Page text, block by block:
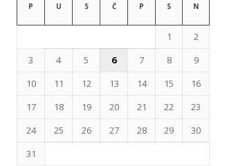
P U S Č P S N
1
2
3
4 5 6 7 8
9
10
11 12 13 14 15
16
17
18 19 20 21 22
23
24
25 26 27 28 29
30
31